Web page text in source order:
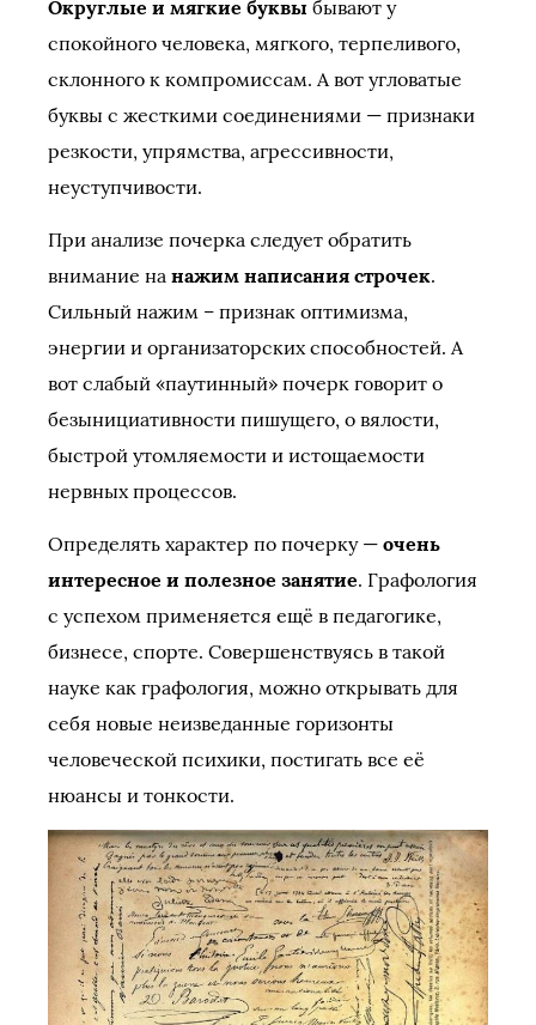
Округлые и мягкие буквы бывают у
спокойного человека, мягкого, терпеливого,
склонного к компромиссам. А вот угловатые
буквы с жесткими соединениями — признаки
резкости, упрямства, агрессивности,
неуступчивости.
При анализе почерка следует обратить
внимание на нажим написания строчек.
Сильный нажим – признак оптимизма,
энергии и организаторских способностей. А
вот слабый «паутинный» почерк говорит о
безынициативности пишущего, о вялости,
быстрой утомляемости и истощаемости
нервных процессов.
Определять характер по почерку — очень
интересное и полезное занятие. Графология
с успехом применяется ещё в педагогике,
бизнесе, спорте. Совершенствуясь в такой
науке как графология, можно открывать для
себя новые неизведанные горизонты
человеческой психики, постигать все её
нюансы и тонкости.